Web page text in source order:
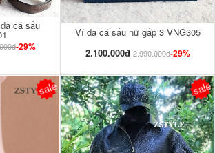
cá sấu
-29%
Ví da cá sấu nữ gấp 3 VNG305
2.100.000đ 2.990.000đ-29%
sale sale